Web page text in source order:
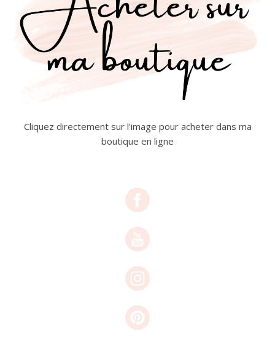
Cliquez directement sur l'image pour acheter dans ma
boutique en ligne